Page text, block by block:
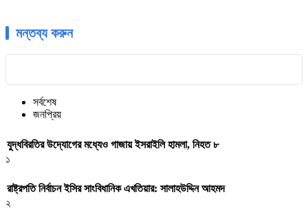
মন্তব্য করুন
সর্বশেষ
জনপ্রিয়
যুদ্ধবিরতির উদ্যোগের মধ্যেও গাজায় ইসরাইলি হামলা, নিহত ৮
১
রাষ্ট্রপতি নির্বাচন ইসির সাংবিধানিক এখতিয়ার: সালাহউদ্দিন আহমদ
২